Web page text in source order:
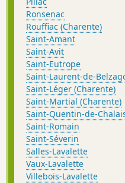
Ronsenac
Rouffiac (Charente)
Saint-Amant
Saint-Avit
Saint-Eutrope
Saint-Laurent-de-
Saint-Léger (Charente)
Saint-Martial (Charente)
Saint-Quentin-de-
Saint-Romain
Saint-Séverin
Salles-Lavalette
Vaux-Lavalette
Villebois-Lavalette